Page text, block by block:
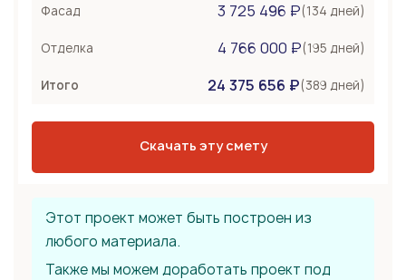
Бетонные стены
Сборное из ЖБ плит
Фасад 3 725 496 ₽(134 дней)
Отделка 4 766 000 ₽(195 дней)
Итого 24 375 656 ₽(389 дней)
Скачать эту смету
Этот проект может быть построен из
любого материала.
Также мы можем доработать проект под